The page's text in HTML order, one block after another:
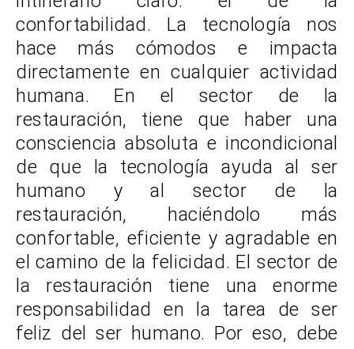
confortabilidad. La tecnología nos
hace más cómodos e impacta
directamente en cualquier actividad
humana. En el sector de la
restauración, tiene que haber una
consciencia absoluta e incondicional
de que la tecnología ayuda al ser
humano y al sector de la
restauración, haciéndolo más
confortable, eficiente y agradable en
el camino de la felicidad. El sector de
la restauración tiene una enorme
responsabilidad en la tarea de ser
feliz del ser humano. Por eso, debe